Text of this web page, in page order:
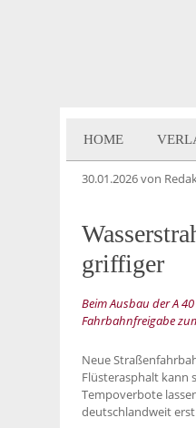
HOME
30.01.2026von
griffiger
Beim Ausbau der A
Fahrbahnfreigabe
Neue
Flüsterasphalt kann
Tempoverbote
deutschlandweit